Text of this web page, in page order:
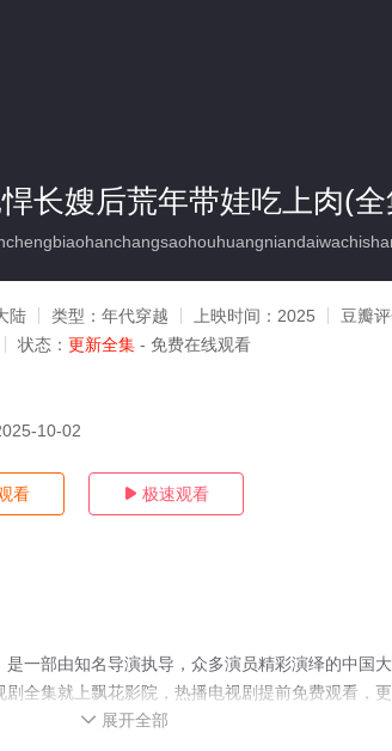
长嫂后荒年带娃吃上肉(全
陆 类型： 年代穿越 上映时间： 2025 豆瓣评
状态： 更新全集 - 免费在线观看
10-02
看  极速观看
一部由知名导演执导，众多演员精彩演绎的中国
剧全集就上飘花影院，热播电视剧提前免费观看，
 展开全部